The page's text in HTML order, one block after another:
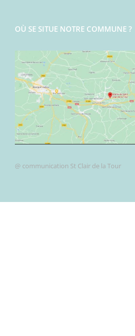
OÙ SE SITUE NOTRE COMMUNE ?
@ communication St Clair de la Tour